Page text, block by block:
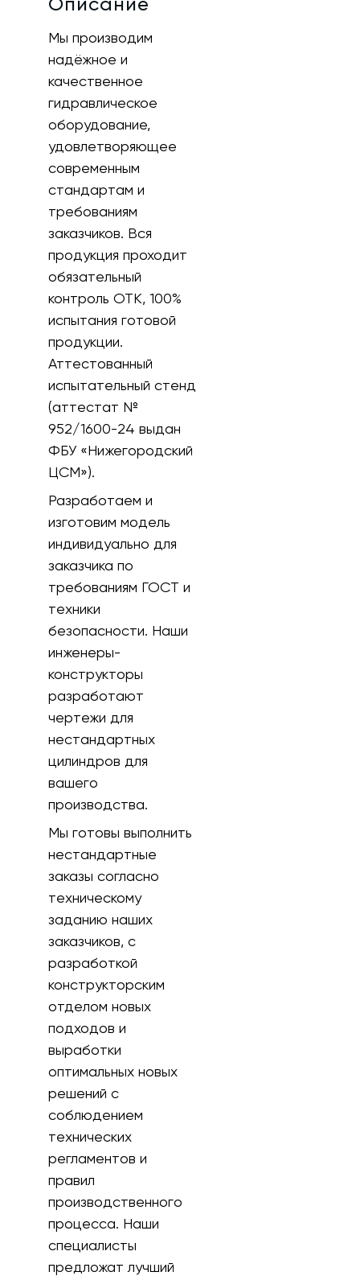
Мы производим
надёжное и
качественное
гидравлическое
оборудование,
удовлетворяющее
современным
стандартам и
требованиям
заказчиков. Вся
продукция проходит
обязательный
контроль ОТК, 100%
испытания готовой
продукции.
Аттестованный
испытательный стенд
(аттестат №
952/1600-24 выдан
ФБУ «Нижегородский
ЦСМ»).
Разработаем и
изготовим модель
индивидуально для
заказчика по
требованиям ГОСТ и
техники
безопасности. Наши
инженеры-
конструкторы
разработают
чертежи для
нестандартных
цилиндров для
вашего
производства.
Мы готовы выполнить
нестандартные
заказы согласно
техническому
заданию наших
заказчиков, с
разработкой
конструкторским
отделом новых
подходов и
выработки
оптимальных новых
решений с
соблюдением
технических
регламентов и
правил
производственного
процесса. Наши
специалисты
предложат лучший